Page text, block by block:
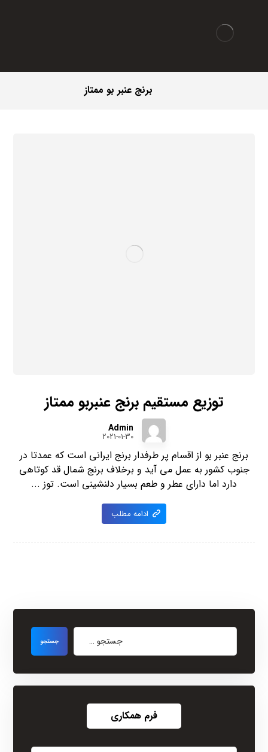
برنج عنبر بو ممتاز
توزیع مستقیم برنج عنبربو ممتاز
Admin
2021-01-30
برنج عنبر بو از اقسام پر طرفدار برنج ایرانی است که عمدتا در
جنوب کشور به عمل می آید و برخلاف برنج شمال قد کوتاهی
دارد اما دارای عطر و طعم بسیار دلنشینی است. توز ...
ادامه مطلب
فرم همکاری